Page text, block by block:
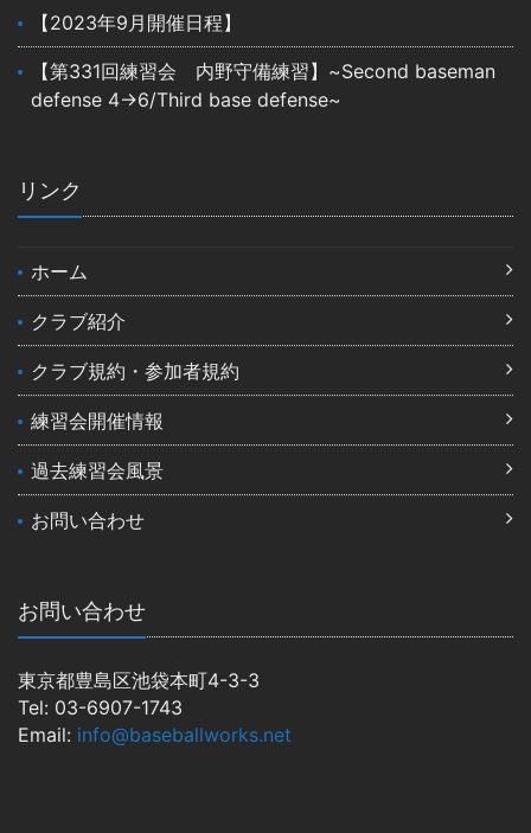
【2023年9月開催日程】
【第331回練習会 内野守備練習】~Second baseman
defense 4→6/Third base defense~
リンク
ホーム
クラブ紹介
クラブ規約・参加者規約
練習会開催情報
過去練習会風景
お問い合わせ
お問い合わせ
東京都豊島区池袋本町4-3-3
Tel: 03-6907-1743
Email: info@baseballworks.net